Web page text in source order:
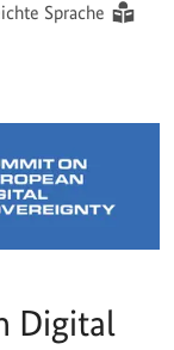
Sprache
Digital